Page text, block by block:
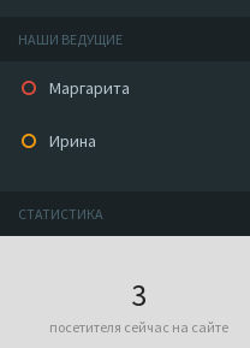
НАШИ ВЕДУЩИЕ
Маргарита
Ирина
СТАТИСТИКА
3
посетителя сейчас на сайте